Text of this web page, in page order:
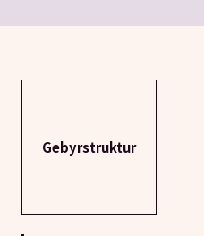
Gebyrstruktur